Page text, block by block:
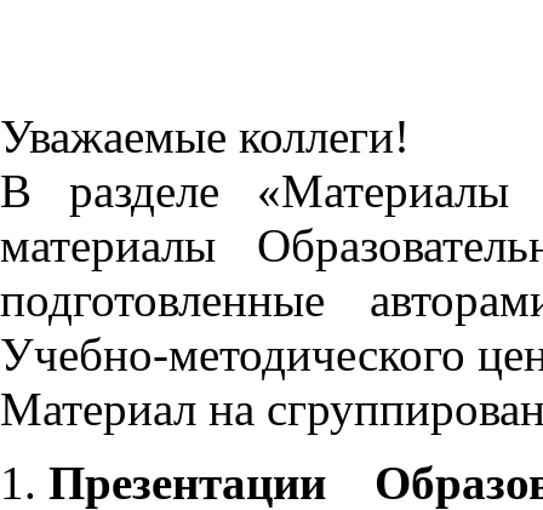
Уважаемые коллеги!
В разделе «Материалы
материалы
подготовленные
Учебно-методического
Материал на
Презентации